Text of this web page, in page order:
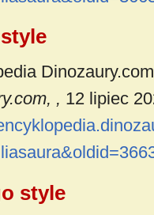
, 12 lipiec
style